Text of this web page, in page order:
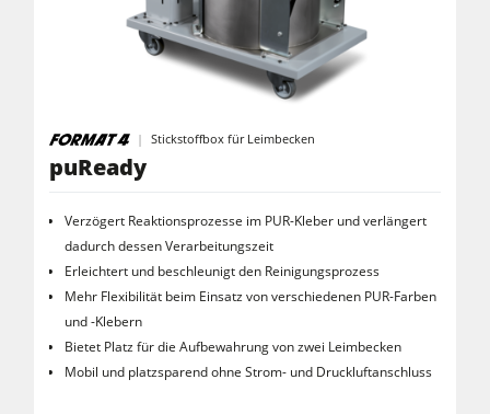
Rohluftabsauggeräte
Reinluftabsauggeräte & Entstauber
Werkstattausrüstung
F4Solutions Software
Projektmanagement
Stickstoffbox für Leimbecken
puReady
Verzögert Reaktionsprozesse im PUR-Kleber und verlängert
dadurch dessen Verarbeitungszeit
Erleichtert und beschleunigt den Reinigungsprozess
Mehr Flexibilität beim Einsatz von verschiedenen PUR-Farben
und -Klebern
Bietet Platz für die Aufbewahrung von zwei Leimbecken
Mobil und platzsparend ohne Strom- und Druckluftanschluss